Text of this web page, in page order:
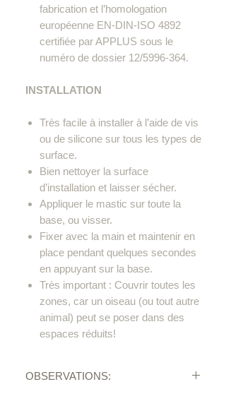
fabrication et l’homologation
européenne EN-DIN-ISO 4892
certifiée par APPLUS sous le
numéro de dossier 12/5996-364.
INSTALLATION
Très facile à installer à l’aide de vis
ou de silicone sur tous les types de
surface.
Bien nettoyer la surface
d’installation et laisser sécher.
Appliquer le mastic sur toute la
base, ou visser.
Fixer avec la main et maintenir en
place pendant quelques secondes
en appuyant sur la base.
Très important : Couvrir toutes les
zones, car un oiseau (ou tout autre
animal) peut se poser dans des
espaces réduits!
OBSERVATIONS: